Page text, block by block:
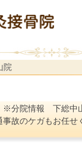
院
※分院情報 下総中
故のケガもお任